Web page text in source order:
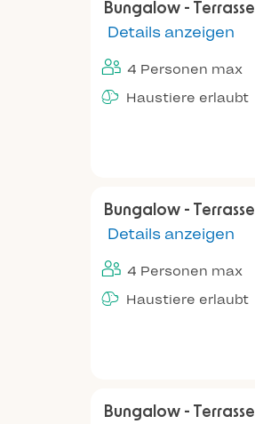
Bungalow - Terrasse
Details anzeigen
4 Personen max
Haustiere erlaubt
Bungalow - Terrasse
Details anzeigen
4 Personen max
Haustiere erlaubt
Bungalow - Terrasse